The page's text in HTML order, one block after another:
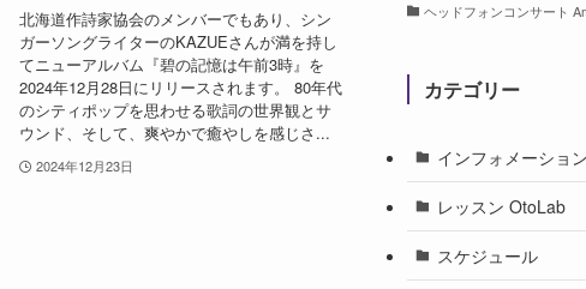
北海道作詩家協会のメンバーでもあり、シン
ガーソングライターのKAZUEさんが満を持し
てニューアルバム『碧の記憶は午前3時』を
2024年12月28日にリリースされます。 80年代
のシティポップを思わせる歌詞の世界観とサ
ウンド、そして、爽やかで癒やしを感じさ...
2024年12月23日
ヘッドフォンコンサート
カテゴリー
インフォメーション
レッスン OtoLab
スケジュール